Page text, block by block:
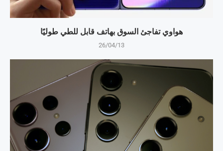
هواوي تفاجئ السوق بهاتف قابل للطي طوليًا
26/04/13